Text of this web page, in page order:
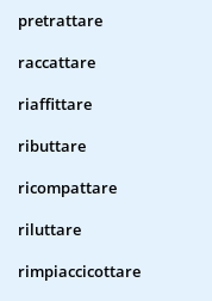
pretrattare
raccattare
riaffittare
ributtare
ricompattare
riluttare
rimpiaccicottare